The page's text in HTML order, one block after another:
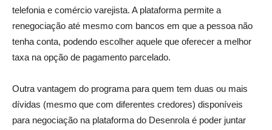
telefonia e comércio varejista. A plataforma permite a
renegociação até mesmo com bancos em que a pessoa não
tenha conta, podendo escolher aquele que oferecer a melhor
taxa na opção de pagamento parcelado.
Outra vantagem do programa para quem tem duas ou mais
dívidas (mesmo que com diferentes credores) disponíveis
para negociação na plataforma do Desenrola é poder juntar